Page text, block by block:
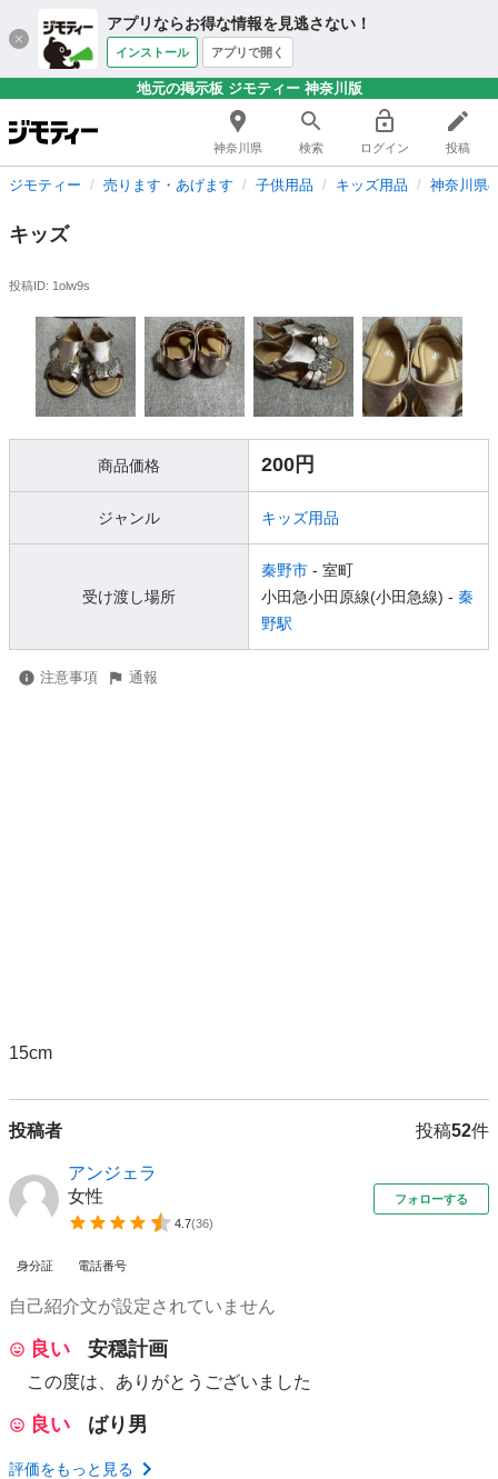
アプリならお得な情報を見逃さない！
インストール アプリで開く
地元の掲示板 ジモティー 神奈川版
神奈川県 検索 ログイン 投稿
ジモティー 売ります・あげます 子供用品 キッズ用品 神奈川県
キッズ
投稿ID: 1olw9s
商品価格 200円
ジャンル キッズ用品
受け渡し場所
秦野市 - 室町
小田急小田原線(小田急線) - 秦
野駅
注意事項 通報
15cm
投稿者 投稿52件
アンジェラ
女性
4.7(36)
フォローする
身分証 電話番号
自己紹介文が設定されていません
良い 安穏計画
この度は、ありがとうございました
良い ばり男
評価をもっと見る